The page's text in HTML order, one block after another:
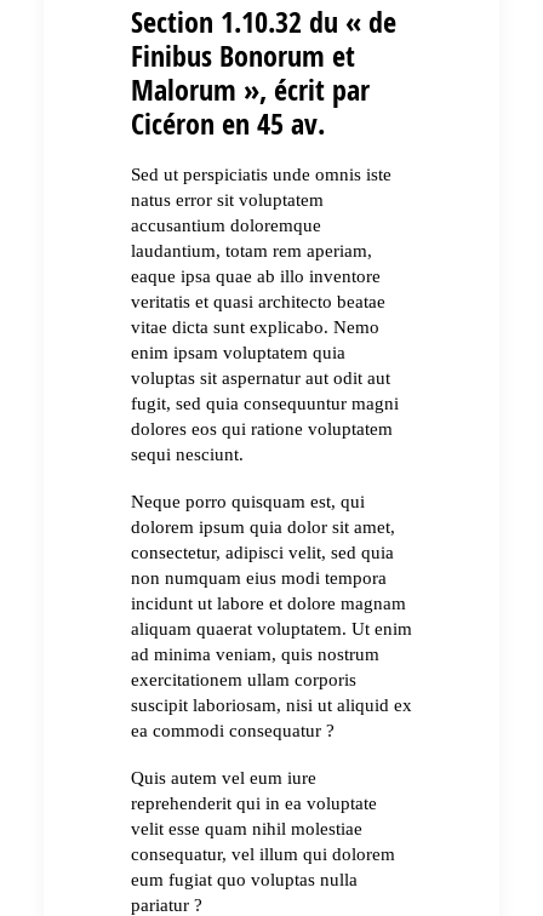
Section 1.10.32 du « de
Finibus Bonorum et
Malorum », écrit par
Cicéron en 45 av.
Sed ut perspiciatis unde omnis iste
natus error sit voluptatem
accusantium doloremque
laudantium, totam rem aperiam,
eaque ipsa quae ab illo inventore
veritatis et quasi architecto beatae
vitae dicta sunt explicabo. Nemo
enim ipsam voluptatem quia
voluptas sit aspernatur aut odit aut
fugit, sed quia consequuntur magni
dolores eos qui ratione voluptatem
sequi nesciunt.
Neque porro quisquam est, qui
dolorem ipsum quia dolor sit amet,
consectetur, adipisci velit, sed quia
non numquam eius modi tempora
incidunt ut labore et dolore magnam
aliquam quaerat voluptatem. Ut enim
ad minima veniam, quis nostrum
exercitationem ullam corporis
suscipit laboriosam, nisi ut aliquid ex
ea commodi consequatur ?
Quis autem vel eum iure
reprehenderit qui in ea voluptate
velit esse quam nihil molestiae
consequatur, vel illum qui dolorem
eum fugiat quo voluptas nulla
pariatur ?